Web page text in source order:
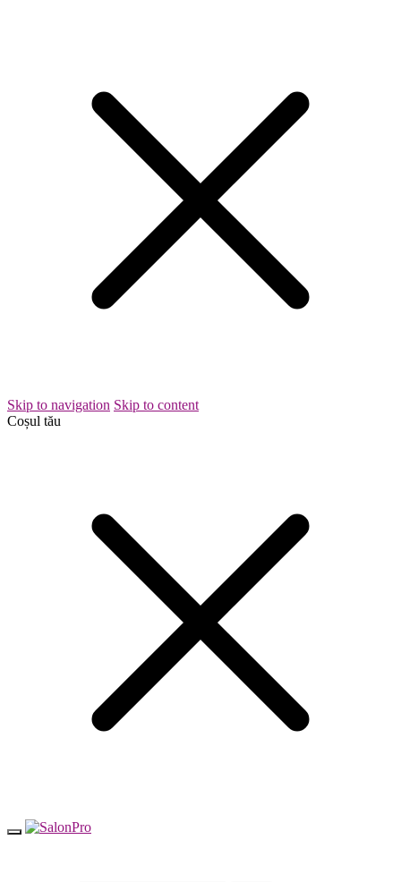
Skip to navigation Skip to content
Coșul tău